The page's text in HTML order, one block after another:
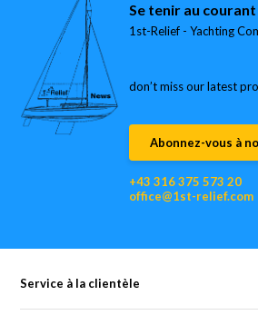
Se tenir au courant
1st-Relief - Yachting
don’t miss our latest
Abonnez-vous à
+43 316 375 573 20
office@1st-relief.com
Service à la clientèle